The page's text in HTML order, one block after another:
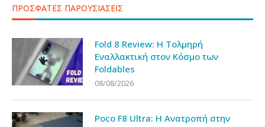
ΠΡΟΣΦΑΤΕΣ ΠΑΡΟΥΣΙΑΣΕΙΣ
Fold 8 Review: Η Τολμηρή
Εναλλακτική στον Κόσμο των
Foldables
08/08/2026
Poco F8 Ultra: Η Ανατροπή στην